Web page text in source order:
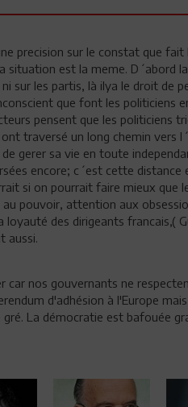
precision sur le constat que
situation est la meme. D´abord
sur les partis, là ilya le droit de
que font les politiciens
pensent que les politiciens
ont traversé un long chemin vers
de gerer sa vie en toute
encore; c´est cette distance
si on pourrait faire mieux que
pouvoir, attention aux
loyauté des dirigeants francais,(
aussi.
car nos gouvernants ne
d'adhésion à l'Europe
La démocratie est bafouée